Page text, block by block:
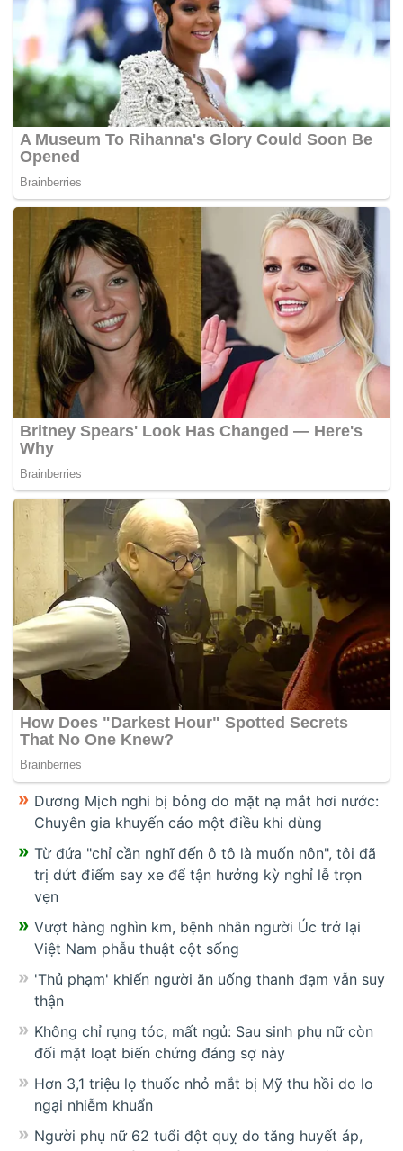
Dương Mịch nghi bị bỏng do mặt nạ mắt hơi nước:
Chuyên gia khuyến cáo một điều khi dùng
Từ đứa "chỉ cần nghĩ đến ô tô là muốn nôn", tôi đã
trị dứt điểm say xe để tận hưởng kỳ nghỉ lễ trọn
vẹn
Vượt hàng nghìn km, bệnh nhân người Úc trở lại
Việt Nam phẫu thuật cột sống
'Thủ phạm' khiến người ăn uống thanh đạm vẫn suy
thận
Không chỉ rụng tóc, mất ngủ: Sau sinh phụ nữ còn
đối mặt loạt biến chứng đáng sợ này
Hơn 3,1 triệu lọ thuốc nhỏ mắt bị Mỹ thu hồi do lo
ngại nhiễm khuẩn
Người phụ nữ 62 tuổi đột quỵ do tăng huyết áp,